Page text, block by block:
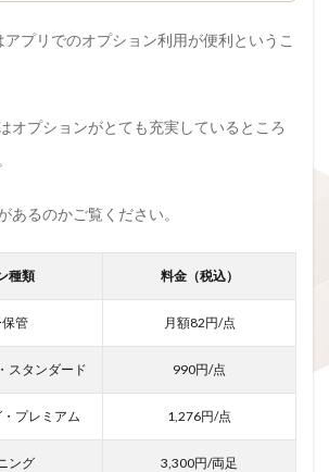
プリでのオプション利用が便利というこ
オプションがとても充実しているところ
あるのかご覧ください。
種類 料金（税込）
管 月額82円/点
スタンダード 990円/点
プレミアム 1,276円/点
ング 3,300円/両足